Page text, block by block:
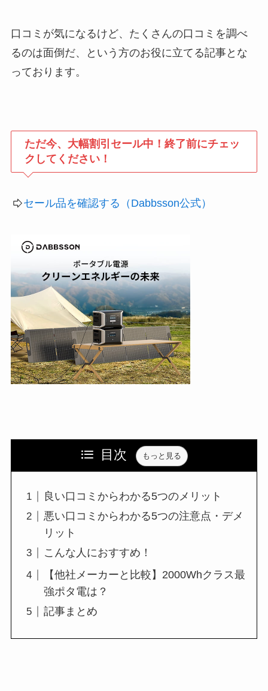
口コミが気になるけど、たくさんの口コミを調べ
るのは面倒だ、という方のお役に立てる記事とな
っております。
ただ今、大幅割引セール中！終了前にチェッ
クしてください！
セール品を確認する（Dabbsson公式）
目次 もっと見る
良い口コミからわかる5つのメリット
悪い口コミからわかる5つの注意点・デメ
リット
こんな人におすすめ！
【他社メーカーと比較】2000Whクラス最
強ポタ電は？
記事まとめ